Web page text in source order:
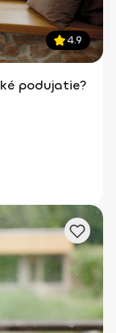
4.9
podujatie?